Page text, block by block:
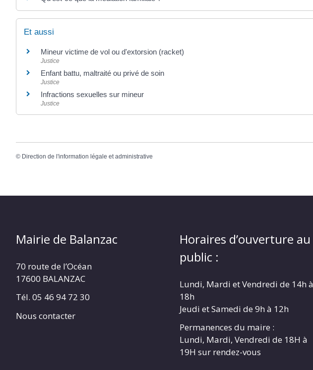
Et aussi
Mineur victime de vol ou d'extorsion (racket)
Justice
Enfant battu, maltraité ou privé de soin
Justice
Infractions sexuelles sur mineur
Justice
© Direction de l'information légale et administrative
Mairie de Balanzac
70 route de l’Océan
17600 BALANZAC
Tél. 05 46 94 72 30
Nous contacter
Horaires d’ouverture au
public :
Lundi, Mardi et Vendredi de 14h à
18h
Jeudi et Samedi de 9h à 12h
Permanences du maire :
Lundi, Mardi, Vendredi de 18H à
19H sur rendez-vous